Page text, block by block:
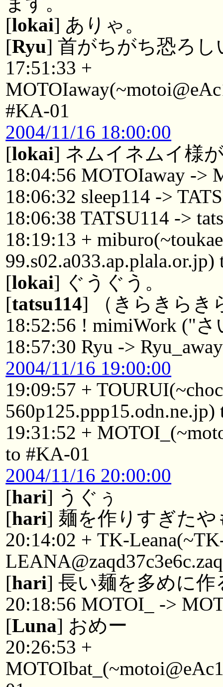
[lokai] ありゃ。
[Ryu] 首がちがち恐ろし
17:51:33 +
#KA-01
2004/11/16 18:00:00
[lokai] ネムイネムイ様
18:04:56 MOTOIaway ->
18:06:32 sleep114 ->
18:06:38 TATSU114 ->
18:19:13 +
[lokai] ぐうぐう。
[tatsu114] （きらきらき
18:52:56 ! mimiWork ("
18:57:30 Ryu -> Ryu_away
2004/11/16 19:00:00
19:09:57 +
19:31:52 +
to #KA-01
2004/11/16 20:00:00
[hari] うぐぅ
[hari] 麺を作りすぎたや
20:14:02 + TK-
[hari] 長い麺を多めに
20:18:56 MOTOI_ ->
[Luna] おめー
20:26:53 +